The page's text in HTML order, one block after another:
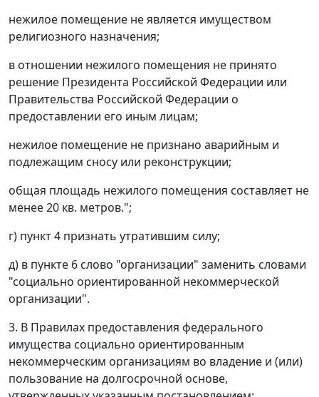
нежилое помещение не является имуществом
религиозного назначения;
в отношении нежилого помещения не принято
решение Президента Российской Федерации или
Правительства Российской Федерации о
предоставлении его иным лицам;
нежилое помещение не признано аварийным и
подлежащим сносу или реконструкции;
общая площадь нежилого помещения составляет не
менее 20 кв. метров.";
г) пункт 4 признать утратившим силу;
д) в пункте 6 слово "организации" заменить словами
"социально ориентированной некоммерческой
организации".
3. В Правилах предоставления федерального
имущества социально ориентированным
некоммерческим организациям во владение и (или)
пользование на долгосрочной основе,